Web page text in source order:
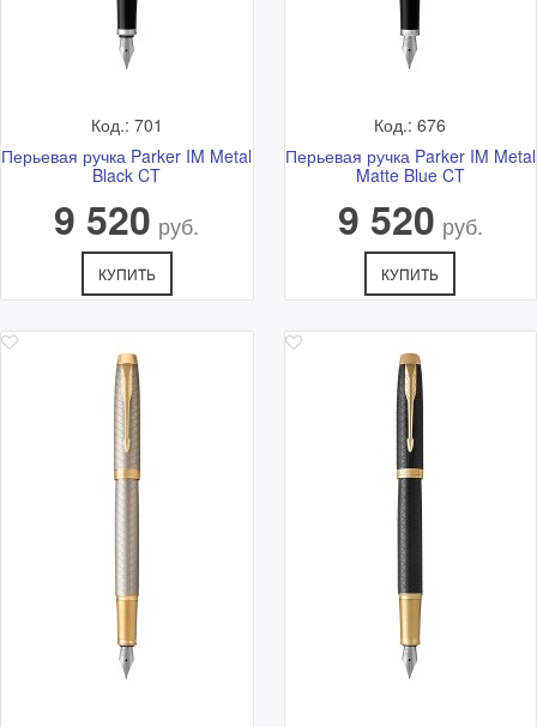
Код.: 701
Перьевая ручка Parker IM Metal
Black CT
9 520 руб.
КУПИТЬ
Код.: 676
Перьевая ручка Parker IM Metal
Matte Blue CT
9 520 руб.
КУПИТЬ